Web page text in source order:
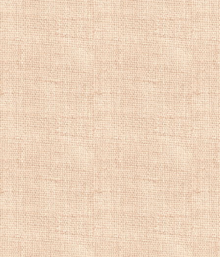
при Калло и
сотрудничество с
фламандской
фигуры, аГиллис
и делал
Франса
для издателя
Купить
репродукции
художника,
речной пейзаж,
Купить картины
репродукции